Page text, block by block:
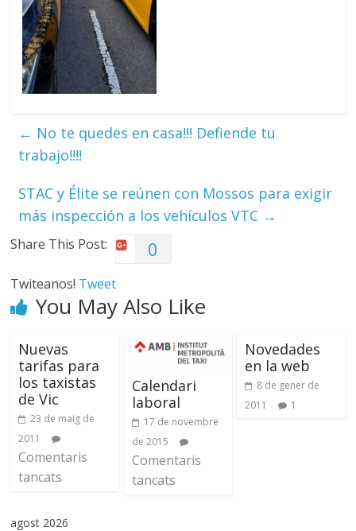
← No te quedes en casa!!! Defiende tu
trabajo!!!!
STAC y Élite se reúnen con Mossos para exigir
más inspección a los vehículos VTC →
Share This Post: 0
Twiteanos! Tweet
You May Also Like
Nuevas
tarifas para
los taxistas
de Vic
23 de maig de
2011
Comentaris
tancats
Calendari
laboral
17 de novembre
de 2015
Comentaris
tancats
Novedades
en la web
8 de gener de
2011
1
agost 2026